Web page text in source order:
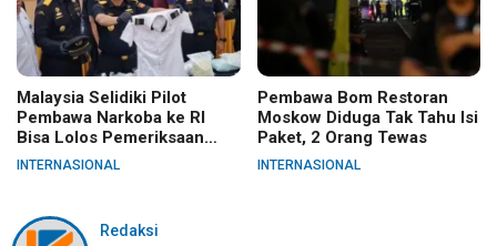
Malaysia Selidiki Pilot
Pembawa Narkoba ke RI
Bisa Lolos Pemeriksaan
KLIA
INTERNASIONAL
Pembawa Bom Restoran
Moskow Diduga Tak Tahu Isi
Paket, 2 Orang Tewas
INTERNASIONAL
Redaksi